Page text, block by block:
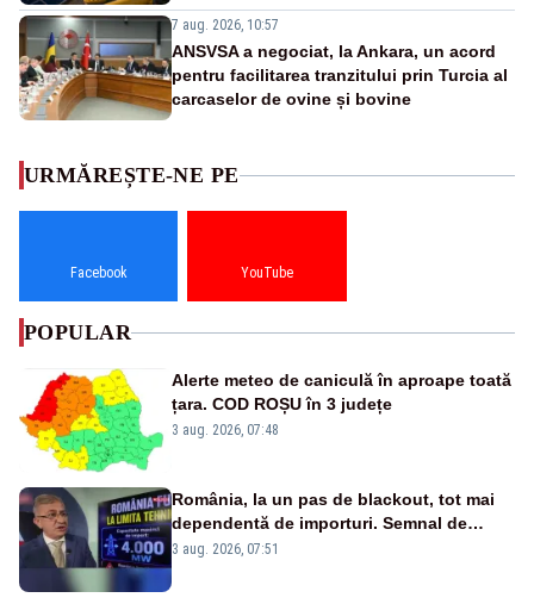
7 aug. 2026, 10:57
ANSVSA a negociat, la Ankara, un acord
pentru facilitarea tranzitului prin Turcia al
carcaselor de ovine și bovine
URMĂREȘTE-NE PE
Facebook YouTube
POPULAR
Alerte meteo de caniculă în aproape toată
țara. COD ROȘU în 3 județe
3 aug. 2026, 07:48
România, la un pas de blackout, tot mai
dependentă de importuri. Semnal de
alarmă tras de un expert în energie
3 aug. 2026, 07:51